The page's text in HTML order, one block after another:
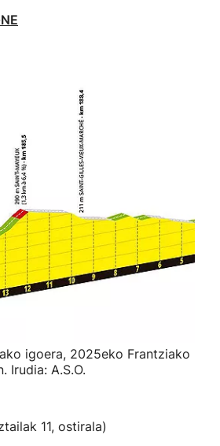
igoera, 2025eko Frantziako
Irudia: A.S.O.
11, ostirala)